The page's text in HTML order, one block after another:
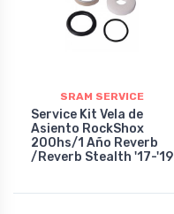
SRAM SERVICE
Service Kit Vela de
Asiento RockShox
200hs/1 Año Reverb
/Reverb Stealth '17-'19